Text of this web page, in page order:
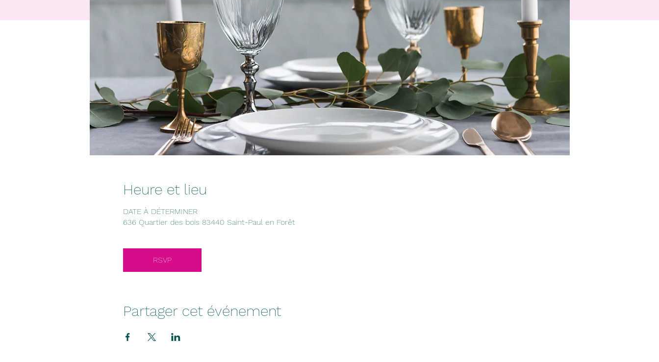
Heure et lieu
DATE À DÉTERMINER
636 Quartier des bois 83440 Saint-Paul en Forêt
RSVP
Partager cet événement